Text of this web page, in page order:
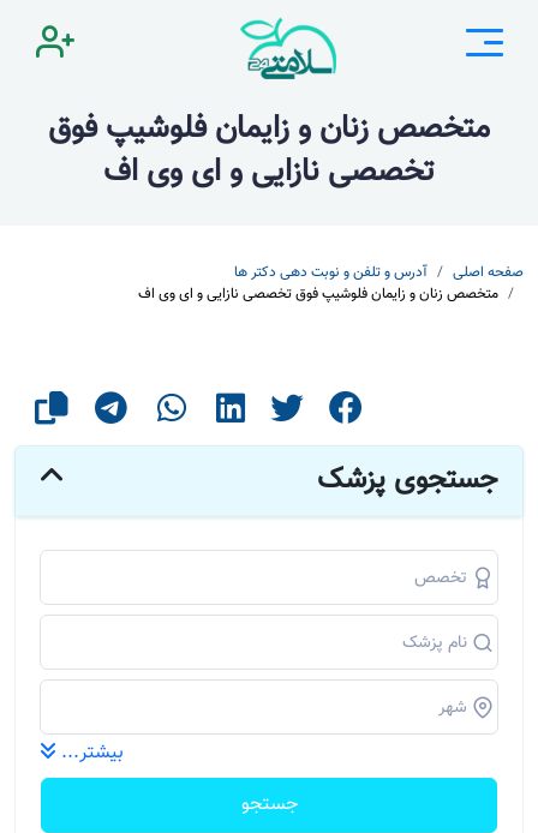
متخصص زنان و زایمان فلوشیپ فوق
تخصصی نازایی و ای وی اف
صفحه اصلی
آدرس و تلفن و نوبت دهی دکتر ها
متخصص زنان و زایمان فلوشیپ فوق تخصصی نازایی و ای وی اف
جستجوی پزشک
بیشتر...
جستجو